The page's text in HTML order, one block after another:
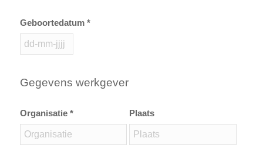
Geboortedatum *
Gegevens werkgever
Organisatie * Plaats